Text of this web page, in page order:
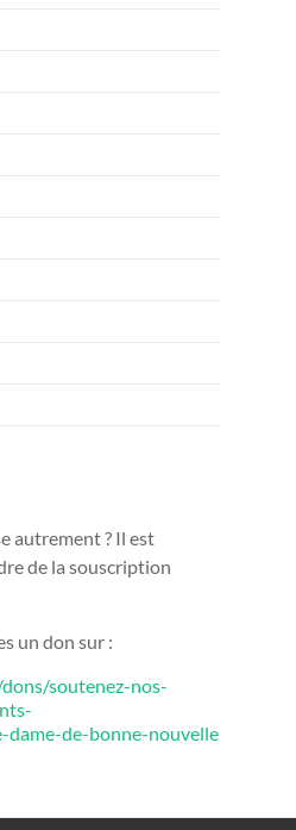
autrement ? Il est
de la souscription
un don sur :
soutenez-nos-
dame-de-bonne-nouvelle